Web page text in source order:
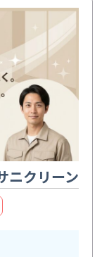
ニクリーン